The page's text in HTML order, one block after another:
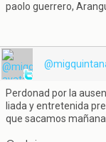
paolo guerrero,
Perdonad por la
liada y entretenida
que sacamos